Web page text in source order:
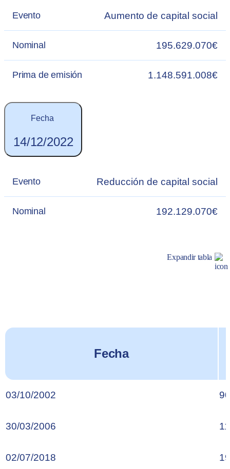
Evento Aumento de capital social
Nominal 195.629.070€
Prima de emisión 1.148.591.008€
Fecha
14/12/2022
Evento Reducción de capital social
Nominal 192.129.070€
Expandir tabla
Fecha
03/10/2002
30/03/2006
02/07/2018